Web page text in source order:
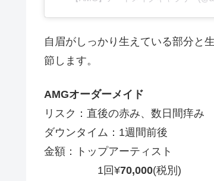
自眉がしっかり生えている部分と
節します。
AMGオーダーメイド
リスク：直後の赤み、数日間痒み
ダウンタイム：1週間前後
金額：トップアーティスト
1回¥70,000(税別)